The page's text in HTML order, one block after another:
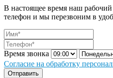
В настоящее время наш рабочий
телефон и мы перезвоним в
Время звонка
Согласие на обработку
Отправить